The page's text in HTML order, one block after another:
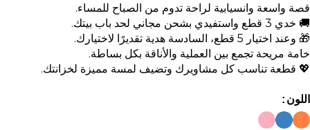
قصة واسعة وانسيابية لراحة تدوم من الصباح للمساء.
🚚 خدي 3 قطع واستفيدي بشحن مجاني لحد باب بيتك.
🎁 وعند اختيار 5 قطع، السادسة هدية تقديرًا لاختيارك.
خامة مريحة تجمع بين العملية والأناقة بكل بساطة.
💖 قطعة تناسب كل مشاويرك وتضيف لمسة مميزة لخزانتك.
اللون